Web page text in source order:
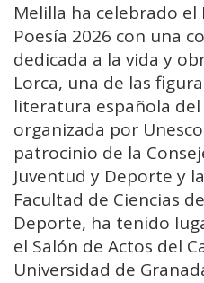
Melilla ha celebrado el
Poesía 2026 con una
dedicada a la vida y
Lorca, una de las
literatura española del
organizada por
patrocinio de la
Juventud y Deporte y
Facultad de Ciencias
Deporte, ha tenido
el Salón de Actos del
Universidad de